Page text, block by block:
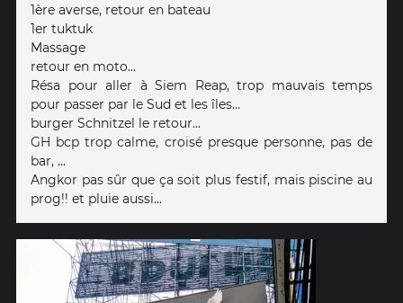
1ère averse, retour en bateau
1er tuktuk
Massage
retour en moto...
Résa pour aller à Siem Reap, trop mauvais temps
pour passer par le Sud et les îles...
burger Schnitzel le retour...
GH bcp trop calme, croisé presque personne, pas de
bar, ...
Angkor pas sûr que ça soit plus festif, mais piscine au
prog!! et pluie aussi...